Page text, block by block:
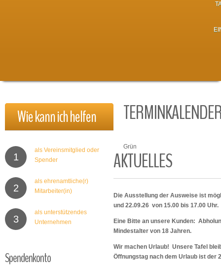
Wiekannichhelfen
1
als Vereinsmitglied oder
Spender
2
als ehrenamtliche(r)
Mitarbeiter(in)
3
als unterstützendes
Unternehmen
Spendenkonto
Grün
AKTUELLES
Die Ausstellung der Ausweise ist
und 22.09.26 von 15.00 bis 17.00 Uhr.
Eine Bitte an unsere Kunden:
Mindestalter von 18 Jahren.
Wir machen Urlaub! Unsere Tafel
Öffnungstag nach dem Urlaub ist der